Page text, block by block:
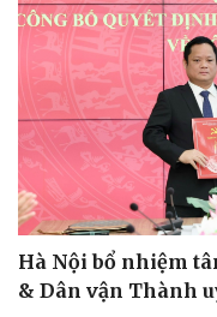
Hà Nội bổ nhiệm
& Dân vận Thành